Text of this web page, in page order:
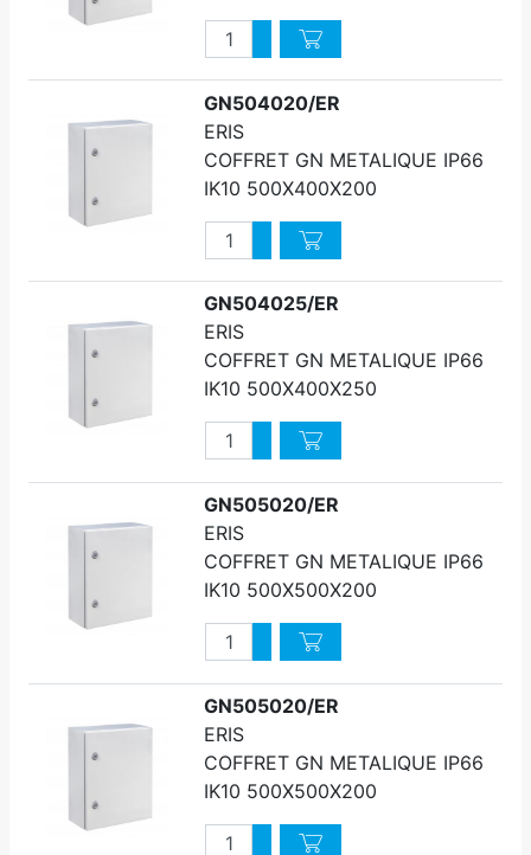
QuantitéAugmenter quantité
Diminuer quantité
GN504020/ER
ERIS
COFFRET GN METALIQUE IP66
IK10 500X400X200
QuantitéAugmenter quantité
Diminuer quantité
GN504025/ER
ERIS
COFFRET GN METALIQUE IP66
IK10 500X400X250
QuantitéAugmenter quantité
Diminuer quantité
GN505020/ER
ERIS
COFFRET GN METALIQUE IP66
IK10 500X500X200
QuantitéAugmenter quantité
Diminuer quantité
GN505020/ER
ERIS
COFFRET GN METALIQUE IP66
IK10 500X500X200
QuantitéAugmenter quantité